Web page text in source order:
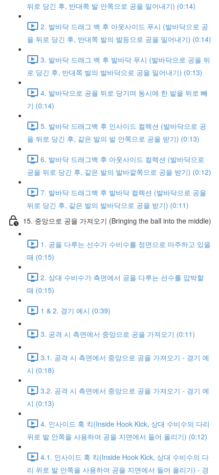
뒤로 당긴 후, 반대쪽 발 안쪽으로 공을 밀어내기) (0:14)
2. 발바닥 드래그 백 후 아웃사이드 푸시 (발바닥으로 공
을 뒤로 당긴 후, 반대쪽 발의 발등으로 공을 밀어내기) (0:14)
3. 발바닥 드래그 백 후 발바닥 푸시 (발바닥으로 공을 뒤
로 당긴 후, 반대쪽 발의 발바닥으로 공을 밀어내기) (0:13)
4. 발바닥으로 공을 뒤로 당기며 동시에 한 발을 뒤로 빼
기 (0:14)
5. 발바닥 드래그백 후 인사이드 컬렉션 (발바닥으로 공
을 뒤로 당긴 후, 같은 발의 발 안쪽으로 공을 받기) (0:13)
6. 발바닥 드래그백 후 아웃사이드 컬렉션 (발바닥으로
공을 뒤로 당긴 후, 같은 발의 발바깥쪽으로 공을 받기) (0:12)
7. 발바닥 드래그백 후 발바닥 컬렉션 (발바닥으로 공을
뒤로 당긴 후, 같은 발의 발바닥으로 공을 받기) (0:11)
15. 중앙으로 공을 가져오기 (Bringing the ball into the middle)
1. 공을 다루는 선수가 수비수를 정면으로 마주하고 있을
때 (0:15)
2. 상대 수비수가 측면에서 공을 다루는 선수를 압박할
때 (0:15)
1 & 2. 경기 예시 (0:39)
3. 공격 시 측면에서 중앙으로 공을 가져오기 (0:11)
3.1. 공격 시 측면에서 중앙으로 공을 가져오기 - 경기 예
시 (0:18)
3.2. 공격 시 측면에서 중앙으로 공을 가져오기 - 경기 예
시 (0:13)
4. 인사이드 훅 킥(Inside Hook Kick, 상대 수비수의 다리
위로 발 안쪽을 사용하여 공을 지면에서 들어 올리기) (0:12)
4.1. 인사이드 훅 킥(Inside Hook Kick, 상대 수비수의 다
리 위로 발 안쪽을 사용하여 공을 지면에서 들어 올리기) - 경